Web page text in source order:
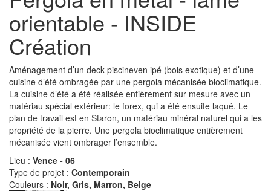
orientable - INSIDE
Création
Aménagement d’un deck piscineven ipé (bois exotique) et d’une
cuisine d’été ombragée par une pergola mécanisée bioclimatique.
La cuisine d’été a été réalisée entièrement sur mesure avec un
matériau spécial extérieur: le forex, qui a été ensuite laqué. Le
plan de travail est en Staron, un matériau minéral naturel qui a les
propriété de la pierre. Une pergola bioclimatique entièrement
mécanisée vient ombrager l’ensemble.
Lieu : Vence - 06
Type de projet : Contemporain
Couleurs : Noir, Gris, Marron, Beige